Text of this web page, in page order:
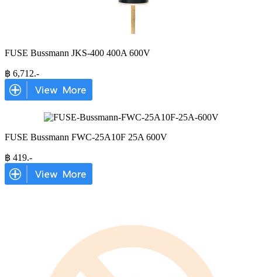
FUSE Bussmann JKS-400 400A 600V
฿ 6,712.-
FUSE Bussmann FWC-25A10F 25A 600V
฿ 419.-